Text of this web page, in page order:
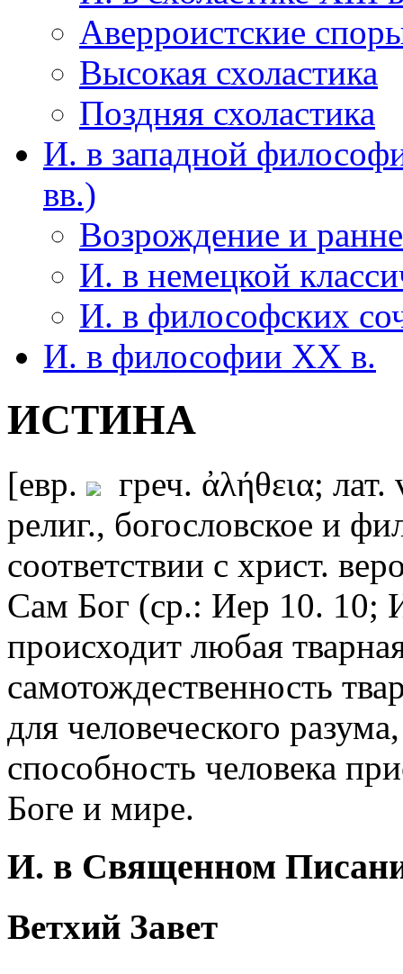
Аверроистские
Высокая схоластика
Поздняя схоластика
И. в западной
вв.)
Возрождение и
И. в немецкой
И. в философских
И. в философии XX в.
ИСТИНА
[евр.
греч. ἀλήθεια;
религ., богословское и
соответствии с христ.
Сам Бог (ср.: Иер 10. 10;
происходит любая
самотождественность
для человеческого
способность человека
Боге и мире.
И. в Священном
Ветхий Завет